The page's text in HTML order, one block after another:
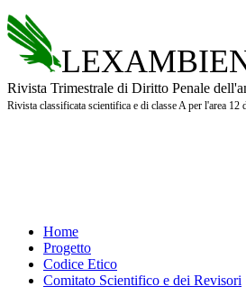
Rivista Trimestrale di Diritto Penale
Rivista classificata scientifica e di classe A per l'area
Home
Progetto
Codice Etico
Comitato Scientifico e dei Revisori